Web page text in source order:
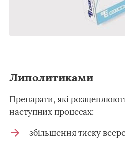
Липолитиками
Препарати, які
наступних процесах:
збільшення тиску